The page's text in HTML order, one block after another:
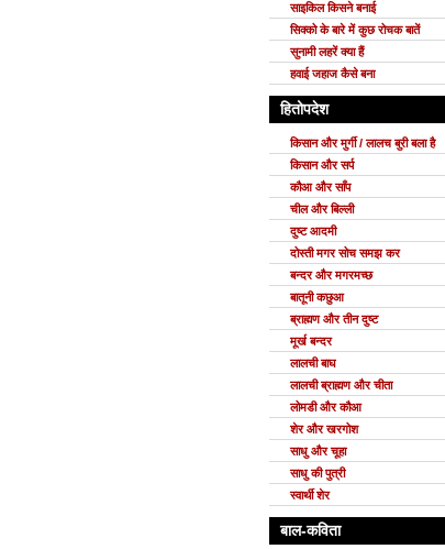
साइकिल किसने बनाई
सिक्को के बारे में कुछ रोचक बातें
सुनामी लहरें क्या हैं
हवाई जहाज कैसे बना
हितोपदेश
किसान और मुर्गी / लालच बुरी बला है
किसान और सर्प
कौआ और साँप
चील और बिल्ली
दुष्ट आदमी
दोस्ती मगर सोच समझ कर
बन्दर और मगरमच्छ
बातूनी कछुआ
ब्राह्मण और तीन दुष्ट
मूर्ख बन्दर
लालची बाघ
लालची ब्राह्मण और चीता
लोमडी और कौआ
शेर और खरगोश
साधु और चूहा
साधु की पुत्री
स्वार्थी शेर
बाल-कविता